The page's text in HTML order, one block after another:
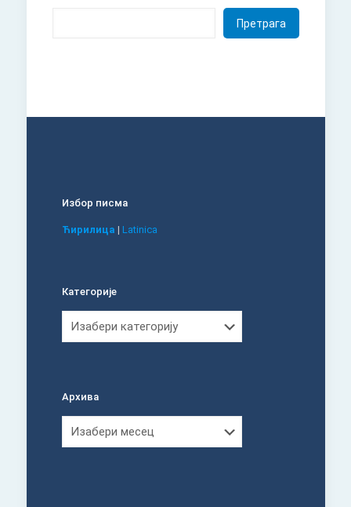
Претрага
Избор писма
Ћирилица | Latinica
Категорије
Архива